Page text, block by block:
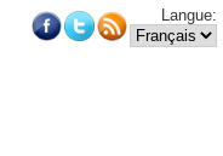
Langue: